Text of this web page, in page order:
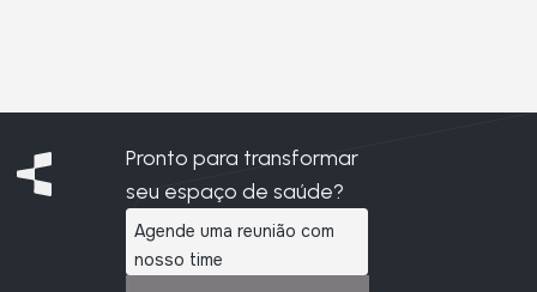
Pronto para transformar
seu espaço de saúde?
Agende uma reunião com
nosso time